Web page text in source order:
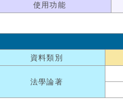
使用功能
資料類別
法學論著